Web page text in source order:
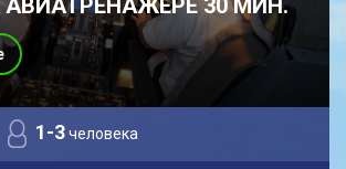
1-3человека